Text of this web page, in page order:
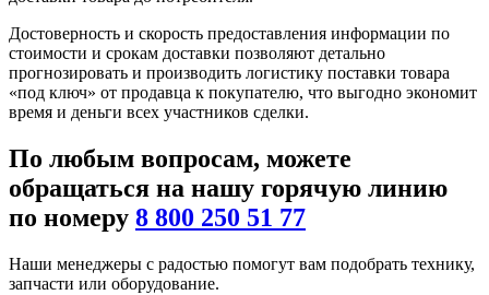
Достоверность и скорость предоставления информации по
стоимости и срокам доставки позволяют детально
прогнозировать и производить логистику поставки товара
«под ключ» от продавца к покупателю, что выгодно экономит
время и деньги всех участников сделки.
По любым вопросам, можете
обращаться на нашу горячую линию
по номеру 8 800 250 51 77
Наши менеджеры с радостью помогут вам подобрать технику,
запчасти или оборудование.